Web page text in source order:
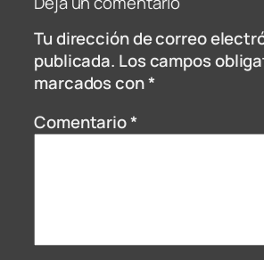
Tu dirección de correo
publicada. Los campos
marcados con*
Comentario*